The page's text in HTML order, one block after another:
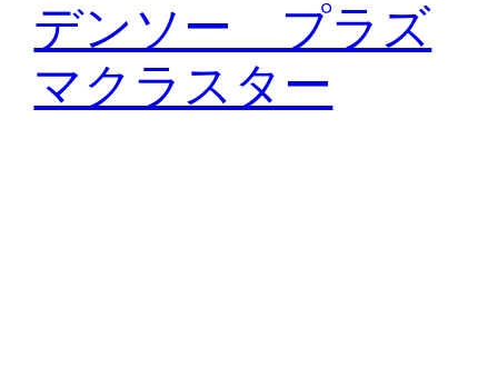
デンソー プラズ
マクラスター